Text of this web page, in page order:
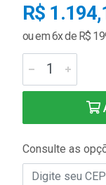
R$
ou em 6x de R$
Consulte as